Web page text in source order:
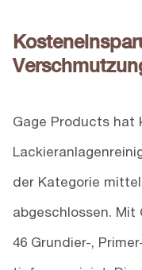
Gage Products hat
der Kategorie
abgeschlossen.
46 Grundier-,